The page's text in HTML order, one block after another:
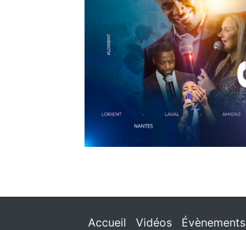
Accueil Vidéos Évènements